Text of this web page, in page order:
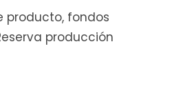
producto, fondos
producción